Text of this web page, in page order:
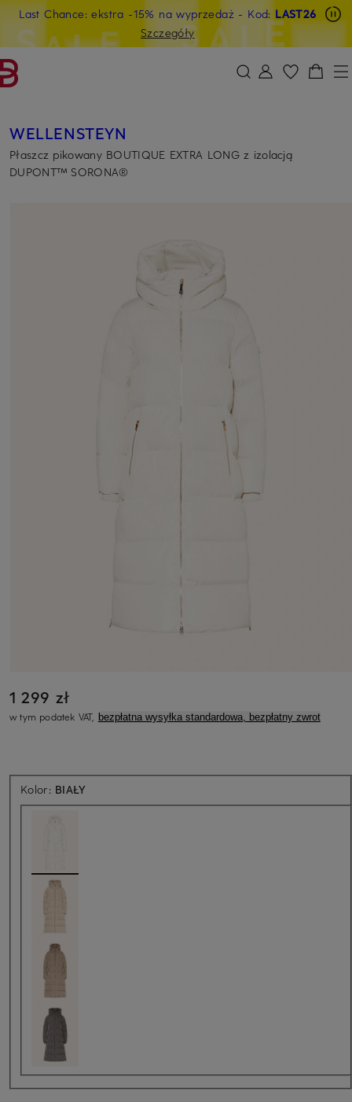
PRZEJDŹ DO GŁÓWNEJ TREŚCI PRZEJDŹ DO WYSZUKIWANIA
Last Chance: ekstra -15% na wyprzedaż - Kod: LAST26
Szczegóły
WELLENSTEYN
Płaszcz pikowany BOUTIQUE EXTRA LONG z izolacją
DUPONT™ SORONA®
1 299 zł
w tym podatek VAT, bezpłatna wysyłka standardowa, bezpłatny zwrot
Kolor: BIAŁY